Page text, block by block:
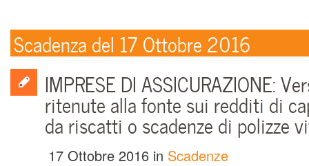
Scadenza del 17 Ottobre 2016
IMPRESE DI ASSICURAZIONE:
ritenute alla fonte sui redditi di
da riscatti o scadenze di polizze
17 Ottobre 2016 in Scadenze